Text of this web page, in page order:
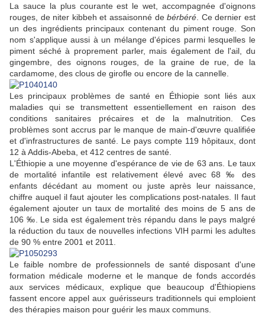
La sauce la plus courante est le wet, accompagnée d'oignons
rouges, de niter kibbeh et assaisonné debérbéré . Ce dernier est
un des ingrédients principaux contenant du piment rouge. Son
nom s'applique aussi à un mélange d'épices parmi lesquelles le
piment séché à proprement parler, mais également de l'ail, du
gingembre, des oignons rouges, de la graine de rue, de la
cardamome, des clous de girofle ou encore de la cannelle.
Les principaux problèmes de santé en Éthiopie sont liés aux
maladies qui se transmettent essentiellement en raison des
conditions sanitaires précaires et de la malnutrition. Ces
problèmes sont accrus par le manque de main-d'œuvre qualifiée
et d'infrastructures de santé. Le pays compte 119 hôpitaux, dont
12 à Addis-Abeba, et 412 centres de santé.
L'Éthiopie a une moyenne d'espérance de vie de 63 ans. Le taux
de mortalité infantile est relativement élevé avec 68 ‰ des
enfants décédant au moment ou juste après leur naissance,
chiffre auquel il faut ajouter les complications post-natales. Il faut
également ajouter un taux de mortalité des moins de 5 ans de
106 ‰. Le sida est également très répandu dans le pays malgré
la réduction du taux de nouvelles infections VIH parmi les adultes
de 90 % entre 2001 et 2011.
Le faible nombre de professionnels de santé disposant d'une
formation médicale moderne et le manque de fonds accordés
aux services médicaux, explique que beaucoup d'Éthiopiens
fassent encore appel aux guérisseurs traditionnels qui emploient
des thérapies maison pour guérir les maux communs.